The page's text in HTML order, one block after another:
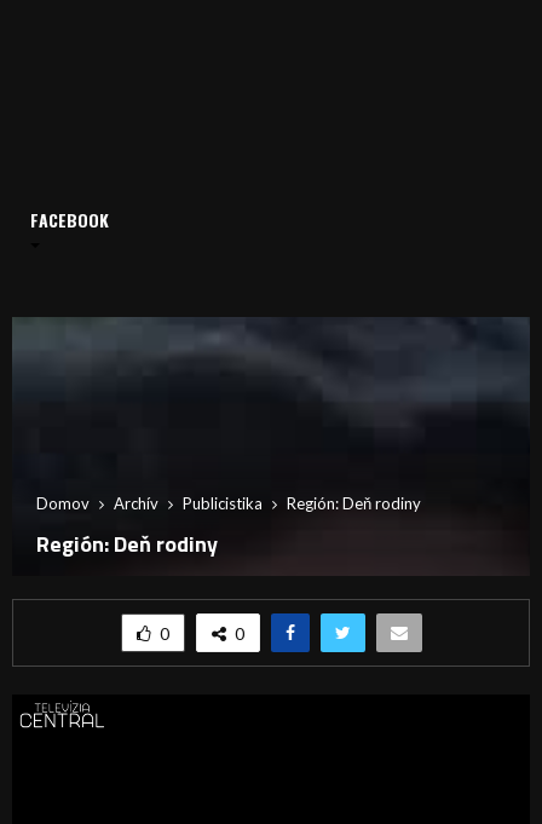
Domov Archív Publicistika Región: Deň rodiny
Región: Deň rodiny
0 0
FACEBOOK